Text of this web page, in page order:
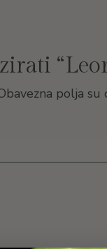
polja su